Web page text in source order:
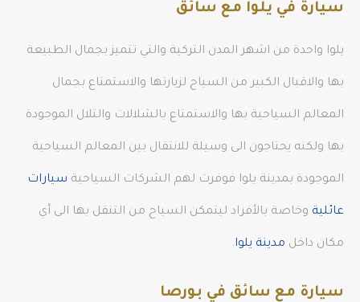
سيارة في يلوا مع سائق
يلوا واحدة من اشهر المدن التركية والتي تتميز بجمال الطبيعة
بها والاقبال الكبير من السياح لزيارتها والاستمتاع بجمال
المعالم السياحية بها والاستمتاع بالشلالات والتلال الموجودة
بها ولكنه يحتاجون الى وسيلة للانتقال بين المعالم السياحية
الموجودة بمدينة يلوا فوفرت لهم الشركات السياحية سيارات
عائلية وخاصة بالأفراد ليتمكن السياح من التنقل بها الى أي
مكان داخل مدينة يلوا.
سيارة مع سائق في بورصا